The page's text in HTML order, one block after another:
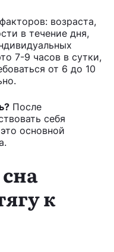
возраста,
в течение дня,
7-9 часов в сутки,
от 6 до 10
После
себя
основной
к